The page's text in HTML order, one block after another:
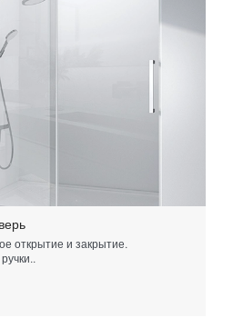
открытие и закрытие.